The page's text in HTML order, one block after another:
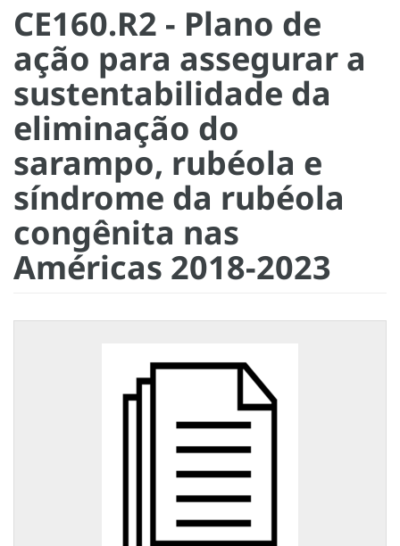
CE160.R2 - Plano de
ação para assegurar a
sustentabilidade da
eliminação do
sarampo, rubéola e
síndrome da rubéola
congênita nas
Américas 2018-2023